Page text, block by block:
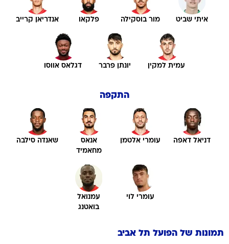
איתי שביט מור בוסקילה פלקאו אנדריאן קרייב
עמית למקין יונתן פרבר דגלאס אווסו
התקפה
דניאל דאפה עומרי אלטמן
אנאס
מחאמיד
שאנדה סילבה
עומרי לוי
עמנואל
בואטנג
תמונות של הפועל תל אביב